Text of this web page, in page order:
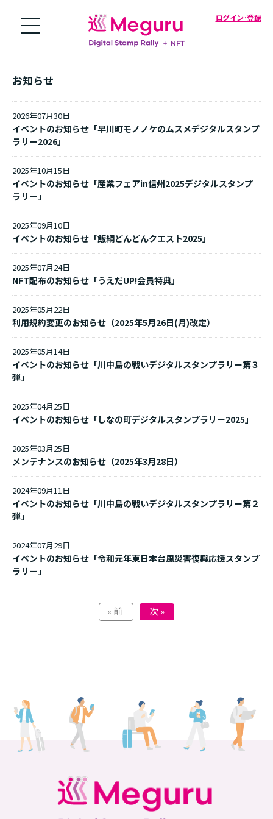
ログイン･登録
お知らせ
2026年07月30日
イベントのお知らせ「早川町モノノケのムスメデジタルスタンプ
ラリー2026」
2025年10月15日
イベントのお知らせ「産業フェアin信州2025デジタルスタンプ
ラリー」
2025年09月10日
イベントのお知らせ「飯綱どんどんクエスト2025」
2025年07月24日
NFT配布のお知らせ「うえだUP!会員特典」
2025年05月22日
利用規約変更のお知らせ（2025年5月26日(月)改定）
2025年05月14日
イベントのお知らせ「川中島の戦いデジタルスタンプラリー第３
弾」
2025年04月25日
イベントのお知らせ「しなの町デジタルスタンプラリー2025」
2025年03月25日
メンテナンスのお知らせ（2025年3月28日）
2024年09月11日
イベントのお知らせ「川中島の戦いデジタルスタンプラリー第２
弾」
2024年07月29日
イベントのお知らせ「令和元年東日本台風災害復興応援スタンプ
ラリー」
« 前 次 »